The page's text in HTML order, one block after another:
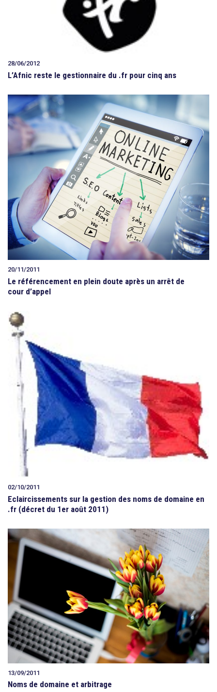
28/06/2012
L’Afnic reste le gestionnaire du .fr pour cinq ans
20/11/2011
Le référencement en plein doute après un arrêt de
cour d’appel
02/10/2011
Eclaircissements sur la gestion des noms de domaine en
.fr (décret du 1er août 2011)
13/09/2011
Noms de domaine et arbitrage